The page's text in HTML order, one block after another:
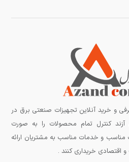
و خرید آنلاین تجهیزات صنعتی برق در
آزند کنترل تمام محصولات را به صورت
و خدمات مناسب به مشتریان ارائه
اقتصادی خریداری کنند .